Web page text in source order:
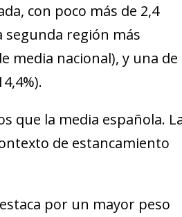
con poco más de 2,4
segunda región más
media nacional), y una de
que la media española.
de estancamiento
por un mayor peso